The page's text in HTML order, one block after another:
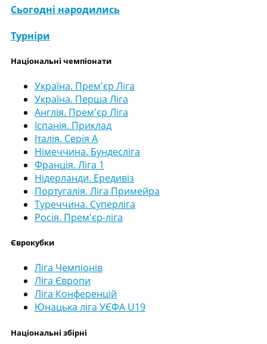
Сьогодні народились
Турніри
Національні чемпіонати
Україна. Прем'єр Ліга
Україна. Перша Ліга
Англія. Прем'єр Ліга
Іспанія. Приклад
Італія. Серія А
Німеччина. Бундесліга
Франція. Ліга 1
Нідерланди. Ередивіз
Португалія. Ліга Примейра
Туреччина. Суперліга
Росія. Прем'єр-ліга
Єврокубки
Ліга Чемпіонів
Ліга Європи
Ліга Конференцій
Юнацька ліга УЄФА U19
Національні збірні